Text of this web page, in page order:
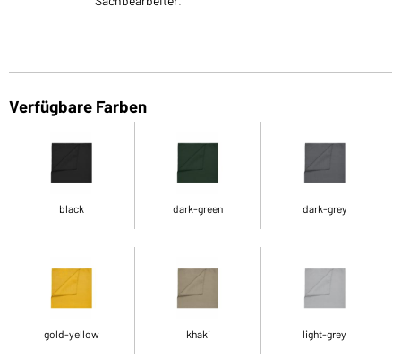
Verfügbare Farben
black dark-green dark-grey
gold-yellow khaki light-grey